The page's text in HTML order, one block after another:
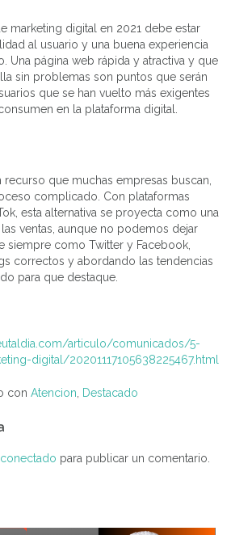
marketing digital en 2021 debe estar
al usuario y una buena experiencia
Una página web rápida y atractiva y que
sin problemas son puntos que serán
que se han vuelto más exigentes
en la plataforma digital.
recurso que muchas empresas buscan,
complicado. Con plataformas
esta alternativa se proyecta como una
ventas, aunque no podemos dejar
siempre como Twitter y Facebook,
correctos y abordando las tendencias
para que destaque.
articulo/comunicados/5-
digital/20201117105638225467.html
con Atencion, Destacado
conectado para publicar un comentario.